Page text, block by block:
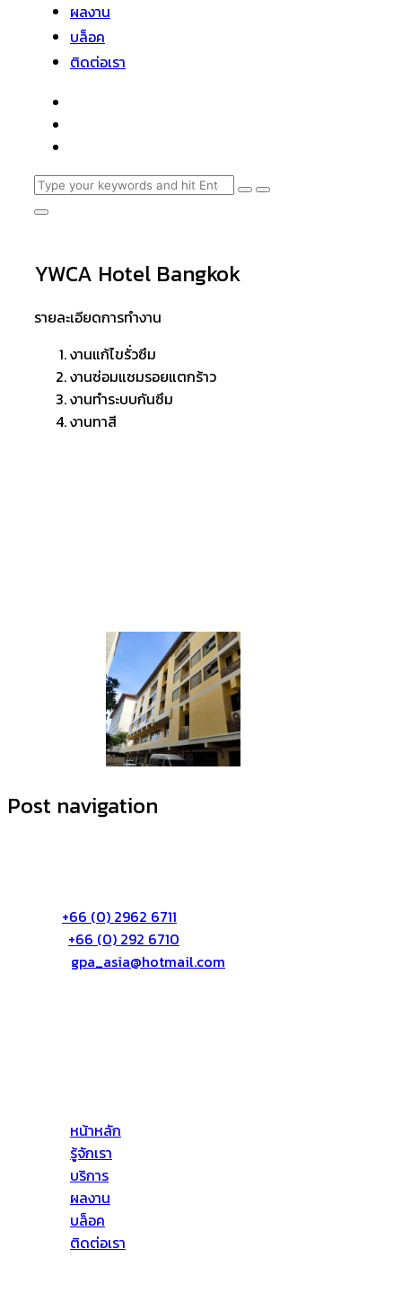
ผลงาน
บล็อค
ติดต่อเรา
YWCA Hotel Bangkok
รายละเอียดการทำงาน
งานแก้ไขรั่วซึม
งานซ่อมแซมรอยแตกร้าว
งานทำระบบกันซึม
งานทาสี
Post navigation
+66 (0) 2962 6711
+66 (0) 292 6710
gpa_asia@hotmail.com
หน้าหลัก
รู้จักเรา
บริการ
ผลงาน
บล็อค
ติดต่อเรา